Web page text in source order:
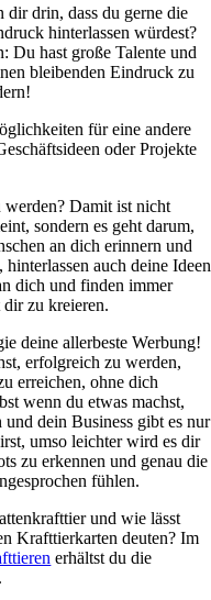
dir drin, dass du gerne die
hinterlassen würdest?
Du hast große Talente und
bleibenden Eindruck zu
für eine andere
oder Projekte
werden? Damit ist nicht
sondern es geht darum,
an dich erinnern und
auch deine Ideen
dich und finden immer
zu kreieren.
deine allerbeste Werbung!
erfolgreich zu werden,
erreichen, ohne dich
wenn du etwas machst,
dein Business gibt es nur
umso leichter wird es dir
zu erkennen und genau die
fühlen.
und wie lässt
Krafttierkarten deuten? Im
erhältst du die